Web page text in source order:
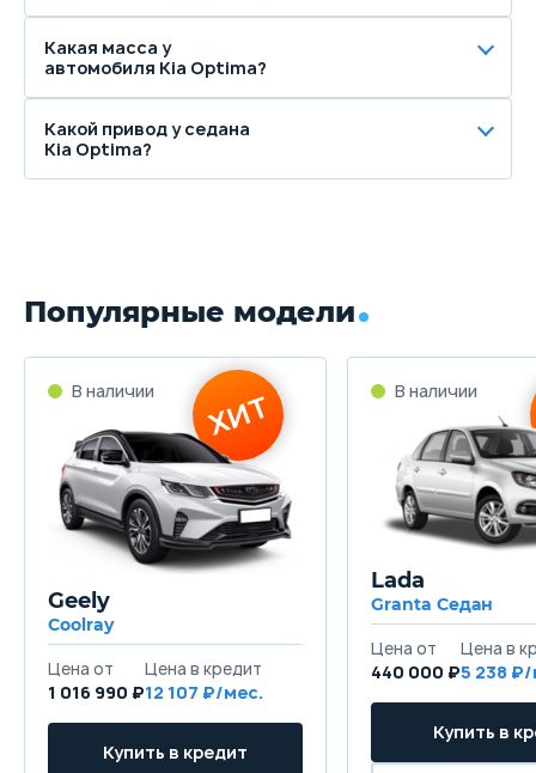
Какая масса у
автомобиля Kia Optima?
Какой привод у седана
Kia Optima?
Популярные модели
Geely
Coolray
1 016 990 ₽12 107
Lada
Granta Седан
440 000 ₽5 238